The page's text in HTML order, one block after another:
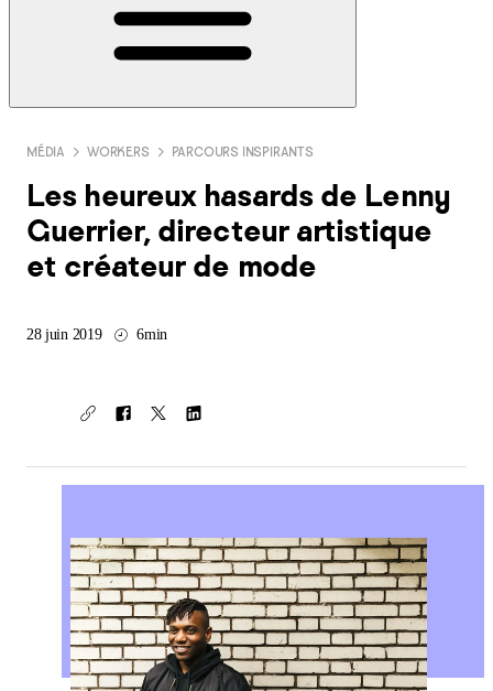
PARCOURS INSPIRANTS
WORKERS
MÉDIA
Les heureux hasards de Lenny
Guerrier, directeur artistique
et créateur de mode
28 juin 2019 6min